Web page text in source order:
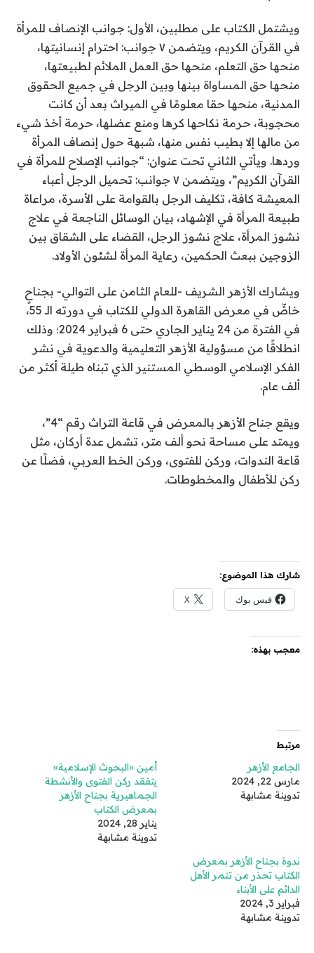
ويشتمل الكتاب على مطلبين، الأول: جوانب الإنصاف للمرأة
في القرآن الكريم، ويتضمن ٧ جوانب: احترام إنسانيتها،
منحها حق التعلم، منحها حق العمل الملائم لطبيعتها،
منحها حق المساواة بينها وبين الرجل في جميع الحقوق
المدنية، منحها حقا معلومًا في الميراث بعد أن كانت
محجوبة، حرمة نكاحها كرها ومنع عضلها، حرمة أخذ شيء
من مالها إلا بطيب نفس منها، شبهة حول إنصاف المرأة
وردها. ويأتي الثاني تحت عنوان: “جوانب الإصلاح للمرأة في
القرآن الكريم”، ويتضمن ٧ جوانب: تحميل الرجل أعباء
المعيشة كافة، تكليف الرجل بالقوامة على الأسرة، مراعاة
طبيعة المرأة في الإشهاد، بيان الوسائل الناجعة في علاج
نشوز المرأة، علاج نشوز الرجل، القضاء على الشقاق بين
الزوجين ببعث الحكمين، رعاية المرأة لشئون الأولاد.
ويشارك الأزهر الشريف -للعام الثامن على التوالي- بجناحٍ
خاصٍّ في معرض القاهرة الدولي للكتاب في دورته الـ 55،
في الفترة من 24 يناير الجاري حتى 6 فبراير 2024؛ وذلك
انطلاقًا من مسؤولية الأزهر التعليمية والدعوية في نشر
الفكر الإسلامي الوسطي المستنير الذي تبناه طيلة أكثر من
ألف عام.
ويقع جناح الأزهر بالمعرض في قاعة التراث رقم “4”،
ويمتد على مساحة نحو ألف متر، تشمل عدة أركان، مثل
قاعة الندوات، وركن للفتوى، وركن الخط العربي، فضلًا عن
ركن للأطفال والمخطوطات.
شارك هذا الموضوع:
فيس بوك X
معجب بهذه:
مرتبط
الجامع الأزهر
مارس 22, 2024
تدوينة مشابهة
أمين «البحوث الإسلامية»
يتفقد ركن الفتوى والأنشطة
الجماهيرية بجناح الأزهر
بمعرض الكتاب
يناير 28, 2024
تدوينة مشابهة
ندوة بجناح الأزهر بمعرض
الكتاب تحذر من تنمر الأهل
الدائم على الأبناء
فبراير 3, 2024
تدوينة مشابهة